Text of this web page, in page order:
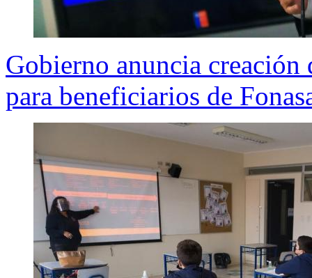
Gobierno anuncia
para beneficiarios de